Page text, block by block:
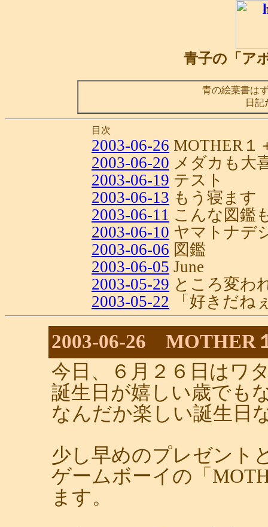
青子の「ア
青の絵葉書は
日記
目次
2003-06-26 MOTHER１
2003-06-20 メダカも大
2003-06-19 テスト
2003-06-13 もう寝ます
2003-06-11 こんな図鑑
2003-06-10 ヤマトナデ
2003-06-06 図鑑
2003-06-05 June
2003-05-29 ところ変わ
2003-05-22 「好きだね
2003-06-26 MOTHER
今日、６月２６日はワ
誕生日が嬉しい歳でも
なんだか楽しい誕生日
少し早めのプレゼント
ゲームボーイの「
ます。